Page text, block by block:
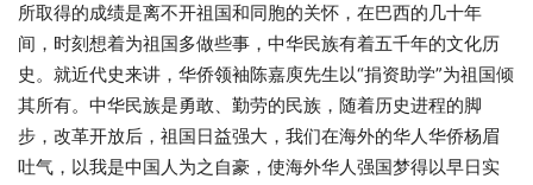
所取得的成绩是离不开祖国和同胞的关怀，在巴西的几十年
间，时刻想着为祖国多做些事，中华民族有着五千年的文化历
史。就近代史来讲，华侨领袖陈嘉庾先生以“捐资助学”为祖国倾
其所有。中华民族是勇敢、勤劳的民族，随着历史进程的脚
步，改革开放后，祖国日益强大，我们在海外的华人华侨杨眉
吐气，以我是中国人为之自豪，使海外华人强国梦得以早日实